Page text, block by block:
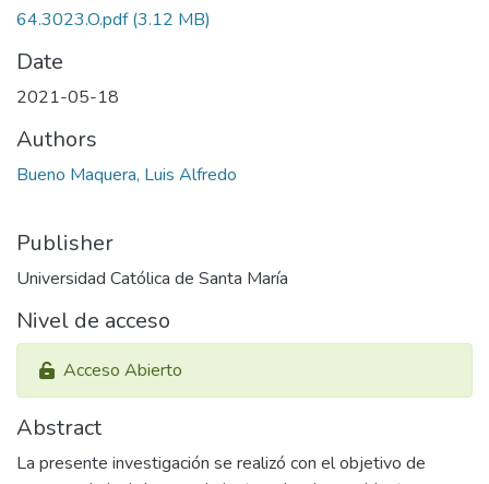
64.3023.O.pdf(3.12 MB)
Date
2021-05-18
Authors
Bueno Maquera, Luis Alfredo
Publisher
Universidad Católica de Santa María
Nivel de acceso
Acceso Abierto
Abstract
La presente investigación se realizó con el objetivo de